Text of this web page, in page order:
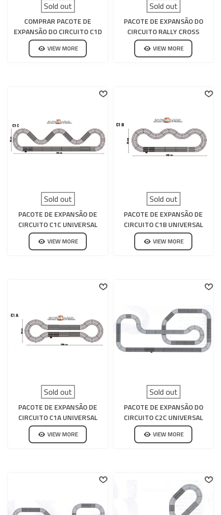
Sold out
COMPRAR PACOTE DE
EXPANSÃO DO CIRCUITO C1D
UNIVERSAL SCALEXTRIC
VIEW MORE
Sold out
PACOTE DE EXPANSÃO DO
CIRCUITO RALLY CROSS
V1SCALEXTRIC
VIEW MORE
Sold out
PACOTE DE EXPANSÃO DE
CIRCUITO C1C UNIVERSAL
SCALEXTRIC
VIEW MORE
Sold out
PACOTE DE EXPANSÃO DE
CIRCUITO C1B UNIVERSAL
SCALEXTRIC
VIEW MORE
Sold out
PACOTE DE EXPANSÃO DE
CIRCUITO C1A UNIVERSAL
SCALEXTRIC
VIEW MORE
Sold out
PACOTE DE EXPANSÃO DO
CIRCUITO C2C UNIVERSAL
SCALEXTRIC
VIEW MORE